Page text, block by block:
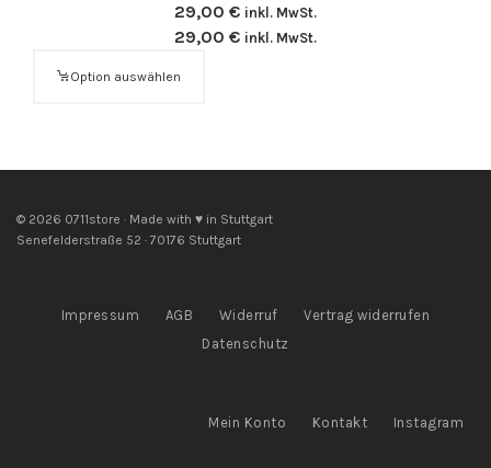
29,00 € inkl. MwSt.
29,00 € inkl. MwSt.
Option auswählen
© 2026 0711store · Made with ♥ in Stuttgart
Senefelderstraße 52 · 70176 Stuttgart
Impressum AGB Widerruf
Vertrag widerrufen
Datenschutz
Mein Konto Kontakt Instagram